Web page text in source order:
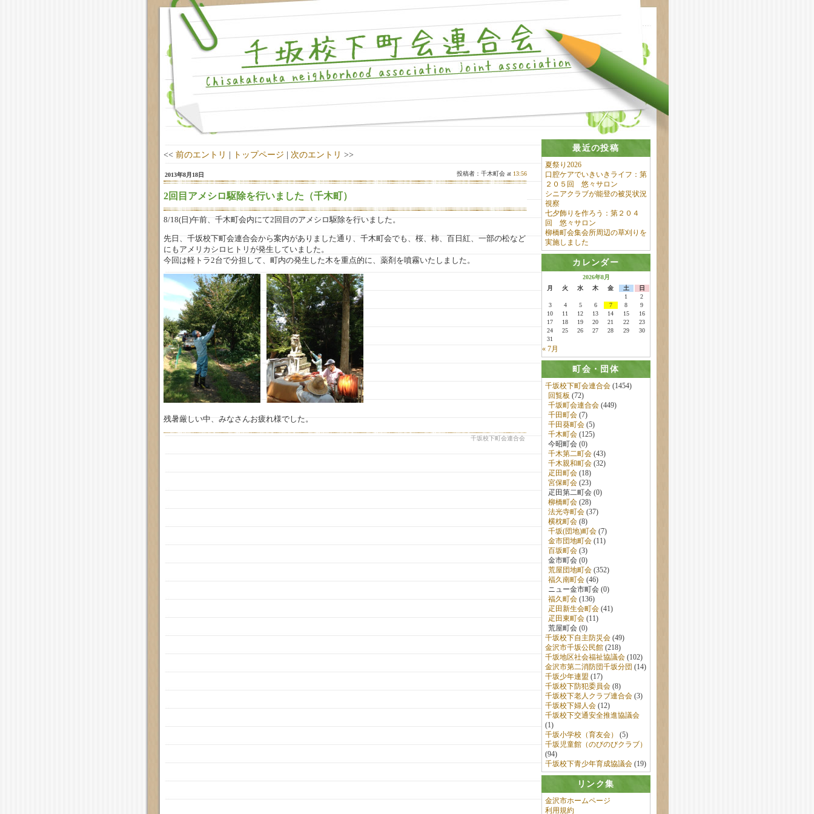
最近の投稿
夏祭り2026
口腔ケアでいきいきライフ：第
２０５回 悠々サロン
シニアクラブが能登の被災状況
視察
七夕飾りを作ろう：第２０４
回 悠々サロン
柳橋町会集会所周辺の草刈りを
実施しました
カレンダー
2026年8月
月
火 水 木 金 土
日
1
2
3
4 5 6 7 8
9
10
11 12 13 14 15
16
17
18 19 20 21 22
23
24
25 26 27 28 29
30
31
« 7月
町会・団体
千坂校下町会連合会(1454)
回覧板 (72)
千坂町会連合会(449)
千田町会(7)
千田葵町会(5)
千木町会(125)
今昭町会 (0)
千木第二町会(43)
千木親和町会(32)
疋田町会(18)
宮保町会(23)
疋田第二町会 (0)
柳橋町会(28)
法光寺町会(37)
横枕町会(8)
千坂(団地)町会(7)
金市団地町会(11)
百坂町会(3)
金市町会 (0)
荒屋団地町会(352)
福久南町会(46)
ニュー金市町会 (0)
福久町会(136)
疋田新生会町会(41)
疋田東町会(11)
荒屋町会 (0)
千坂校下自主防災会(49)
金沢市千坂公民館(218)
千坂地区社会福祉協議会(102)
金沢市第二消防団千坂分団 (14)
千坂少年連盟 (17)
千坂校下防犯委員会(8)
千坂校下老人クラブ連合会(3)
千坂校下婦人会(12)
千坂校下交通安全推進協議会
(1)
千坂小学校（育友会）
(5)
千坂児童館（のびのびクラブ）
(94)
千坂校下青少年育成協議会(19)
リンク集
金沢市ホームページ
利用規約
<<前のエントリ | トップページ | 次のエントリ >>
2013年8月18日 投稿者：千木町会 at 13:56
2回目アメシロ駆除を行いました（千木町）
8/18(日)午前、千木町会内にて2回目のアメシロ駆除を行いました。
先日、千坂校下町会連合会から案内がありました通り、千木町会でも、桜、柿、百日紅、一部の松など
にもアメリカシロヒトリが発生していました。
今回は軽トラ2台で分担して、町内の発生した木を重点的に、薬剤を噴霧いたしました。
残暑厳しい中、みなさんお疲れ様でした。
千坂校下町会連合会